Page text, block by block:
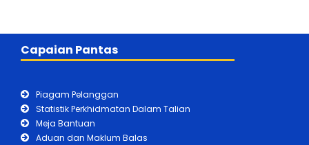
Capaian Pantas
Piagam Pelanggan
Statistik Perkhidmatan Dalam Talian
Meja Bantuan
Aduan dan Maklum Balas